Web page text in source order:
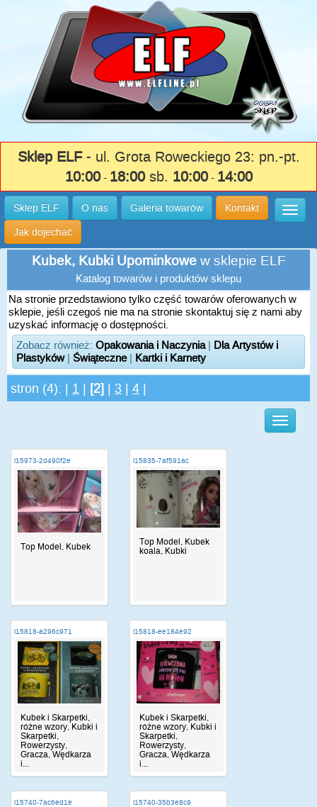
Sklep ELF- ul. Grota Roweckiego 23: pn.-pt.
10:00- 18:00sb. 10:00- 14:00
Sklep ELF O nas Galeria towarów Kontakt
Jak dojechać
Kubek, Kubki Upominkowew sklepie ELF
Katalog towarów i produktów sklepu
Na stronie przedstawiono tylko część towarów oferowanych w
sklepie, jeśli czegoś nie ma na stronie skontaktuj się z nami aby
uzyskać informację o dostępności.
Zobacz również: Opakowania i Naczynia| Dla Artystów i
Plastyków| Świąteczne| Kartki i Karnety
stron (4): | 1 [2] 3 4
i15973-2d490f2e
Top Model, Kubek
i15835-7af591ac
Top Model, Kubek
koala, Kubki
i15818-a296c971
Kubek i Skarpetki,
różne wzory, Kubki i
Skarpetki,
Rowerzysty,
Gracza, Wędkarza
i...
i15818-ee184e92
Kubek i Skarpetki,
różne wzory, Kubki i
Skarpetki,
Rowerzysty,
Gracza, Wędkarza
i...
i15740-7ac6ed1e i15740-35b3e8c9